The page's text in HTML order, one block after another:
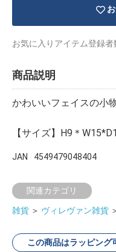
お気に入りアイテム登録者
商品説明
かわいいフェイスの小
【サイズ】H9＊
JAN 4549479048404
関連カテゴリ
雑貨 ＞ ヴィレヴァン雑貨
この商品はラッピング
ーター
ッズ